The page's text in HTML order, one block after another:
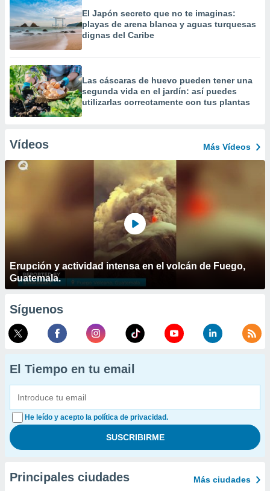
El Japón secreto que no te imaginas:
playas de arena blanca y aguas turquesas
dignas del Caribe
Las cáscaras de huevo pueden tener una
segunda vida en el jardín: así puedes
utilizarlas correctamente con tus plantas
Vídeos Más Vídeos
Erupción y actividad intensa en el volcán de Fuego,
Guatemala.
Síguenos
El Tiempo en tu email
He leído y acepto la política de privacidad.
Principales ciudades Más ciudades